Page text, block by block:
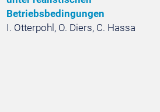
Betriebsbedingungen
I. Otterpohl, O. Diers, C. Hassa